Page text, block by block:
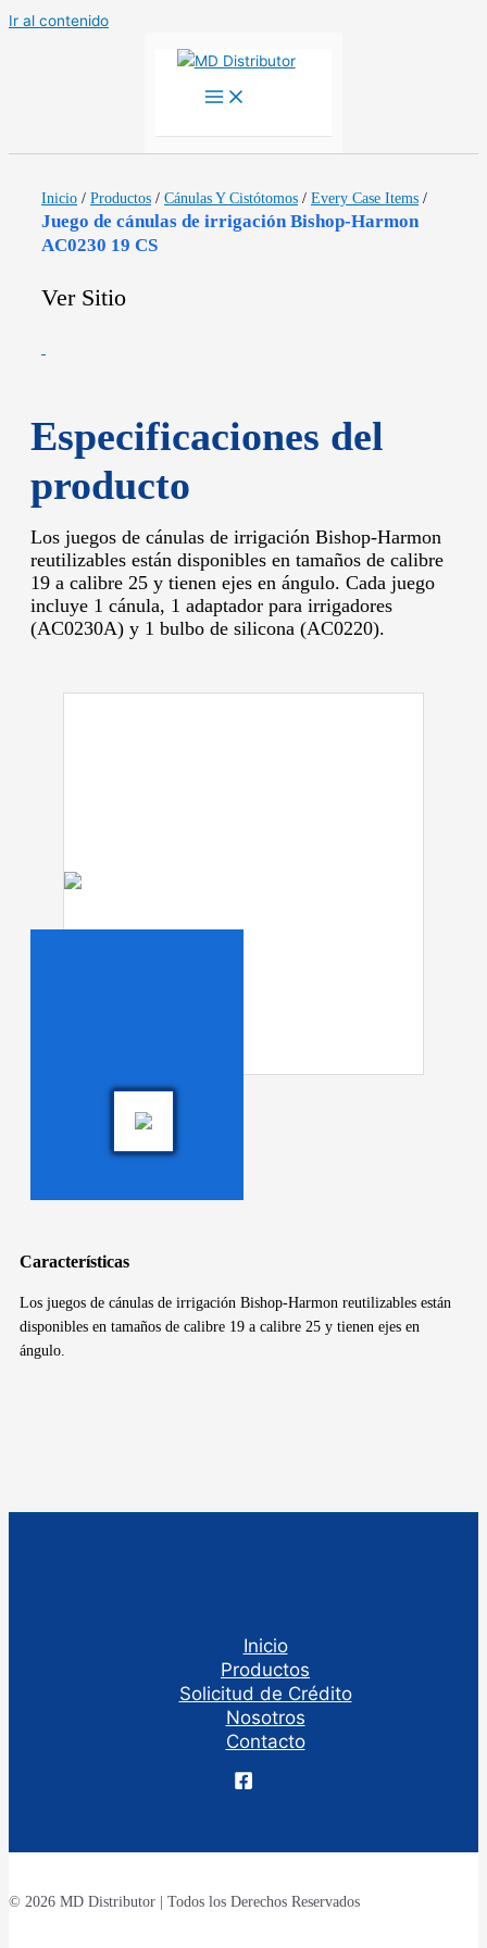
Ir al contenido
Inicio / Productos / Cánulas Y Cistótomos / Every Case Items /
Juego de cánulas de irrigación Bishop-Harmon
AC0230 19 CS
Ver Sitio
Especificaciones del
producto
Los juegos de cánulas de irrigación Bishop-Harmon
reutilizables están disponibles en tamaños de calibre
19 a calibre 25 y tienen ejes en ángulo. Cada juego
incluye 1 cánula, 1 adaptador para irrigadores
(AC0230A) y 1 bulbo de silicona (AC0220).
Características
Los juegos de cánulas de irrigación Bishop-Harmon reutilizables están
disponibles en tamaños de calibre 19 a calibre 25 y tienen ejes en
ángulo.
Inicio
Productos
Solicitud de Crédito
Nosotros
Contacto
© 2026 MD Distributor | Todos los Derechos Reservados